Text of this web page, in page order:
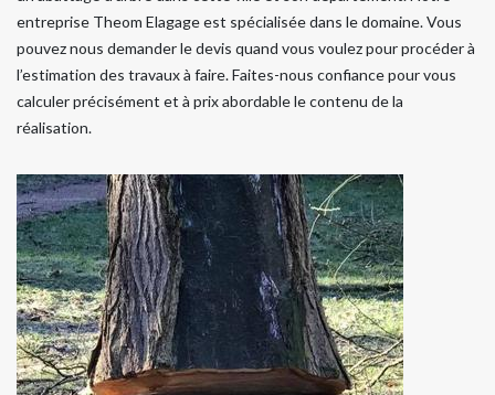
entreprise Theom Elagage est spécialisée dans le domaine. Vous
pouvez nous demander le devis quand vous voulez pour procéder à
l’estimation des travaux à faire. Faites-nous confiance pour vous
calculer précisément et à prix abordable le contenu de la
réalisation.